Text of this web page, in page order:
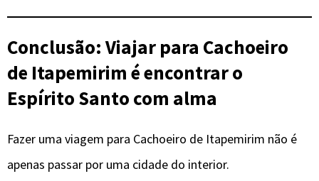
Conclusão: Viajar para Cachoeiro
de Itapemirim é encontrar o
Espírito Santo com alma
Fazer uma viagem para Cachoeiro de Itapemirim não é
apenas passar por uma cidade do interior.